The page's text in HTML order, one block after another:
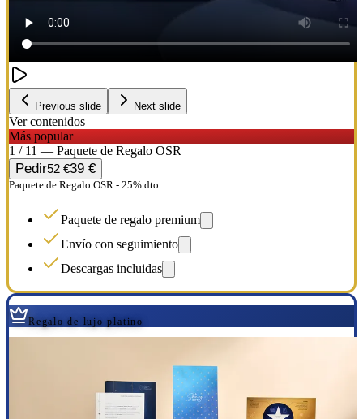
Previous slide Next slide
Ver contenidos
Más popular
1 / 11 — Paquete de Regalo OSR
Pedir52 €39 €
Paquete de Regalo OSR - 25% dto.
Paquete de regalo premium
Envío con seguimiento
Descargas incluidas
Regalo de lujo platino